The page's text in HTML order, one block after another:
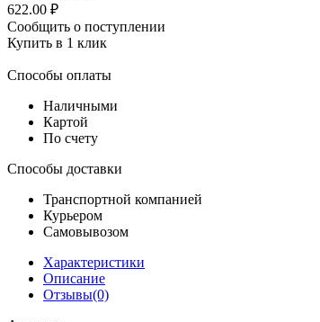
622.00 ₽
Сообщить о поступлении
Купить в 1 клик
Способы оплаты
Наличными
Картой
По счету
Способы доставки
Транспортной компанией
Курьером
Самовывозом
Характеристики
Описание
Отзывы(0)